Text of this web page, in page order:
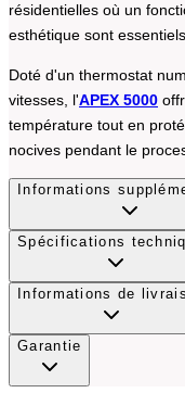
résidentielles où un
esthétique sont essentiels.
Doté d'un thermostat
vitesses, l'APEX 5000
température tout en
nocives pendant le
Informations
Spécifications
Informations de
Garantie